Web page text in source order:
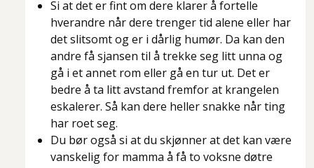
Si at det er fint om dere klarer å fortelle
hverandre når dere trenger tid alene eller har
det slitsomt og er i dårlig humør. Da kan den
andre få sjansen til å trekke seg litt unna og
gå i et annet rom eller gå en tur ut. Det er
bedre å ta litt avstand fremfor at krangelen
eskalerer. Så kan dere heller snakke når ting
har roet seg.
Du bør også si at du skjønner at det kan være
vanskelig for mamma å få to voksne døtre